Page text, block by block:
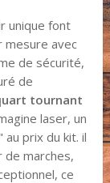
unique font
avec
de sécurité,
de
tournant
laser, un
prix du kit. il
marches,
ce